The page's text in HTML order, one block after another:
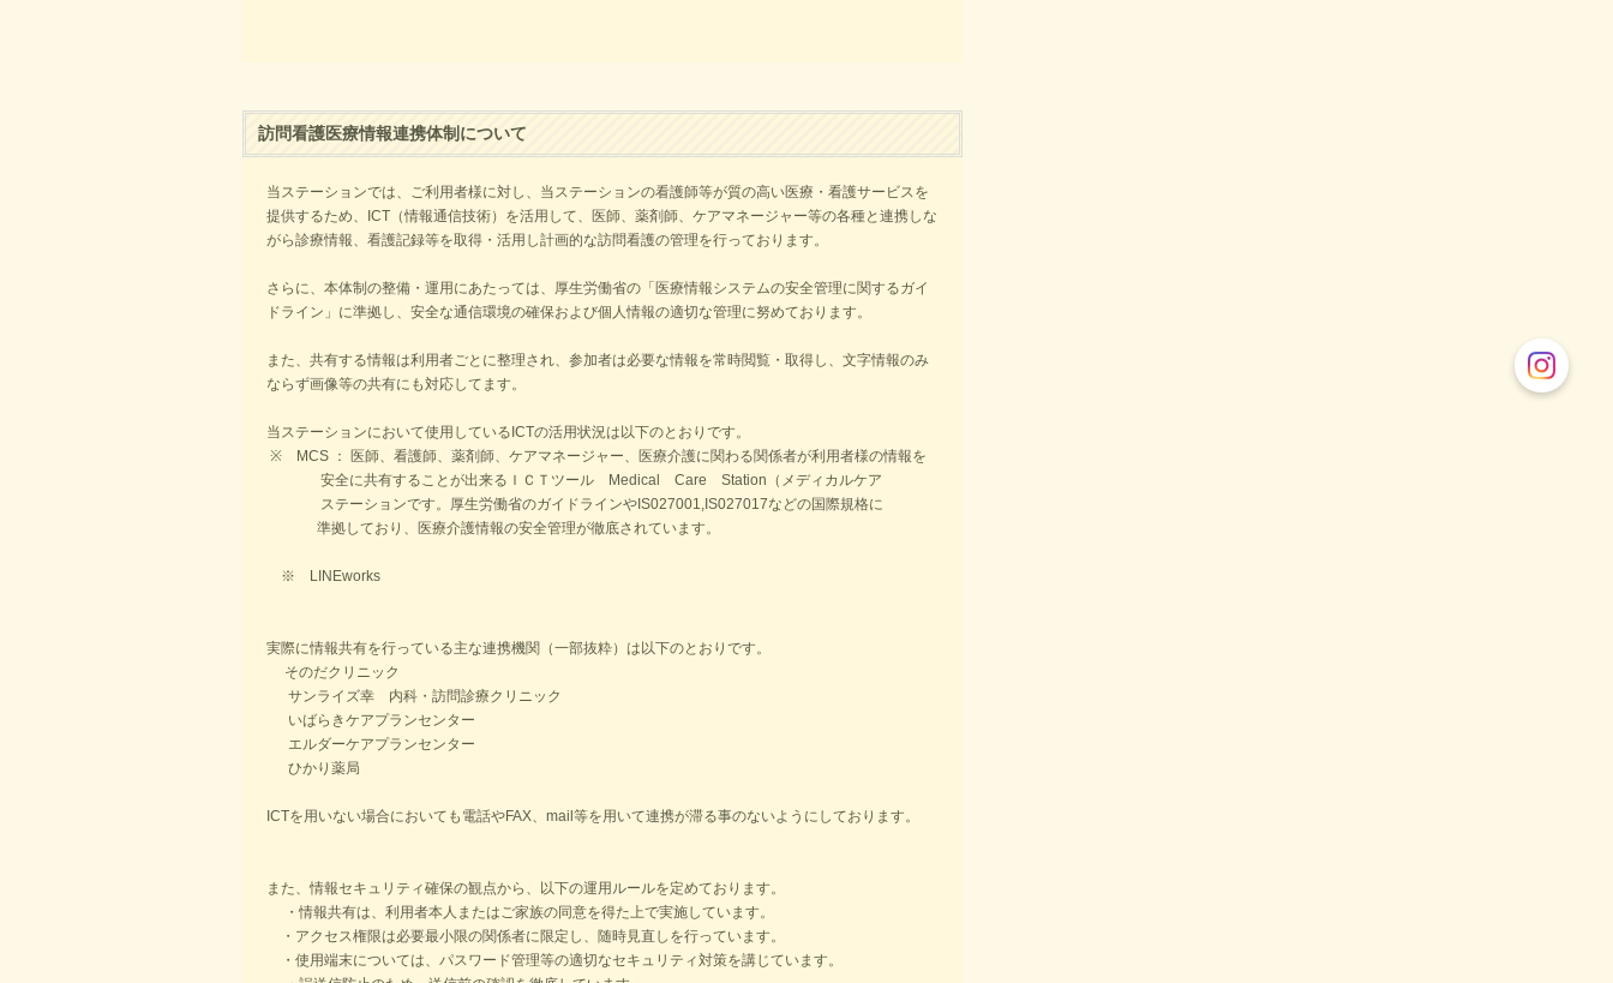
訪問看護医療情報連携体制について
当ステーションでは、ご利用者様に対し、当ステーションの看護師等が質の高い医療・看護サービスを
提供するため、
ICT （情報通信技術）を活用して、医師、薬剤師、ケアマネージャー等の各種と連携しな
がら診療情報、看護記録等を取得・活用し計画的な訪問看護の管理を行っております。
さらに、本体制の整備・運用にあたっては、厚生労働省の「医療情報システムの安全管理に関するガイ
ドライン」に準拠し、安全な通信環境の確保および個人情報の適切な管理に努めております。
また、共有する情報は利用者ごとに整理され、参加者は必要な情報を常時閲覧・取得し、文字情報のみ
ならず画像等の共有にも対応してます。
当ステーションにおいて使用している ICTの活用状況は以下のとおりです。
※
MCS ： 医師、看護師、薬剤師、ケアマネージャー、医療介護に関わる関係者が利用者様の情報を
安全に共有することが出来るＩＣＴツール
Medical Care Station （メディカルケア
ステーションです。 厚生労働省のガイドラインや IS027001,IS027017などの国際規格に
準拠しており、
医療介護情報の安全管理が徹底されています。
※ LINEworks
実際に情報共有を行っている主な連携機関（一部抜粋）は以下のとおりです。
そのだクリニック
サンライズ幸 内科・訪問診療クリニック
いばらきケアプランセンター
エルダーケアプランセンター
ひかり薬局
ICTを用いない場合においても電話やFAX、 mail 等を用いて連携が滞る事のないようにしております。
また、情報セキュリティ確保の観点から、以下の運用ルールを定めております。
・情報共有は、利用者本人またはご家族の同意を得た上で実施しています。
・アクセス権限は必要最小限の関係者に限定し、随時見直しを行っています。
・使用端末については、パスワード管理等の適切なセキュリティ対策を講じています。